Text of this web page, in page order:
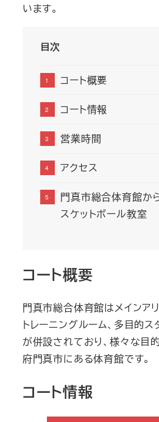
います。
目次
コート概要
コート情報
営業時間
アクセス
門真市総合体育館か
スケットボール教室
コート概要
門真市総合体育館はメインアリ
トレーニングルーム、多目的
が併設されており、様々な目
府門真市にある体育館です。
コート情報